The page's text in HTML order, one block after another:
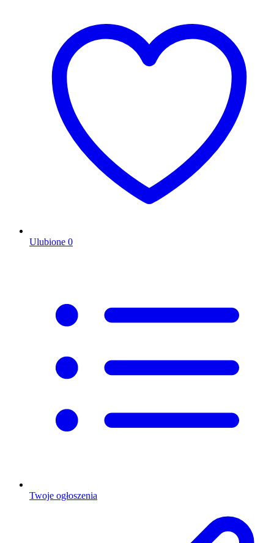
Ulubione 0
Twoje ogłoszenia